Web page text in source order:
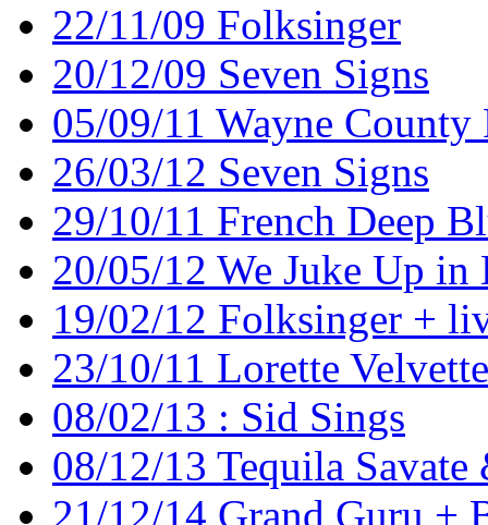
22/11/09 Folksinger
20/12/09 Seven Signs
05/09/11 Wayne County
26/03/12 Seven Signs
29/10/11 French Deep
20/05/12 We Juke Up in
19/02/12 Folksinger +
23/10/11 Lorette
08/02/13 : Sid Sings
08/12/13 Tequila
21/12/14 Grand Guru +